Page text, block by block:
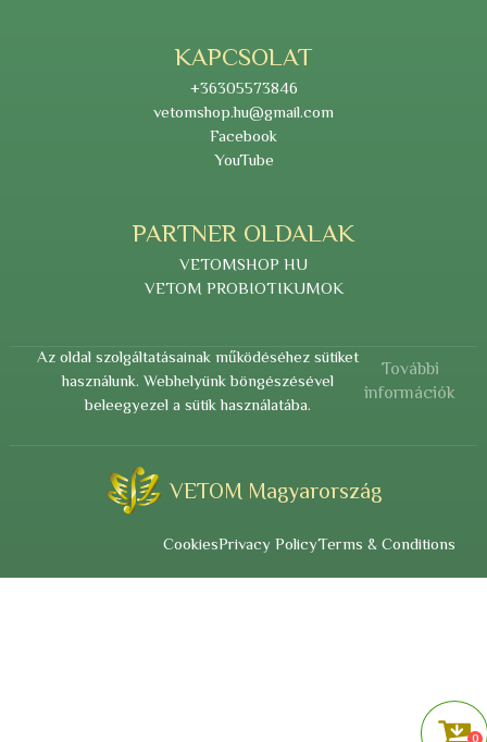
KAPCSOLAT
+36305573846
vetomshop.hu@gmail.com
Facebook
YouTube
PARTNER OLDALAK
VETOMSHOP HU
VETOM PROBIOTIKUMOK
Az oldal szolgáltatásainak működéséhez sütiket
használunk. Webhelyünk böngészésével
beleegyezel a sütik használatába.
További
információk
VETOM Magyarország
CookiesPrivacy PolicyTerms & Conditions